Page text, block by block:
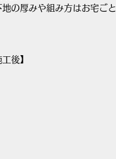
の厚みや組み方はお宅ごと
工後】